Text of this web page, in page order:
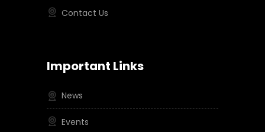
Contact Us
Important Links
News
Events